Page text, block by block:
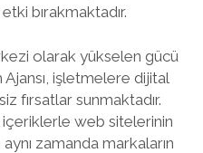
bırakmaktadır.
olarak yükselen gücü
işletmelere dijital
fırsatlar sunmaktadır.
web sitelerinin
zamanda markaların